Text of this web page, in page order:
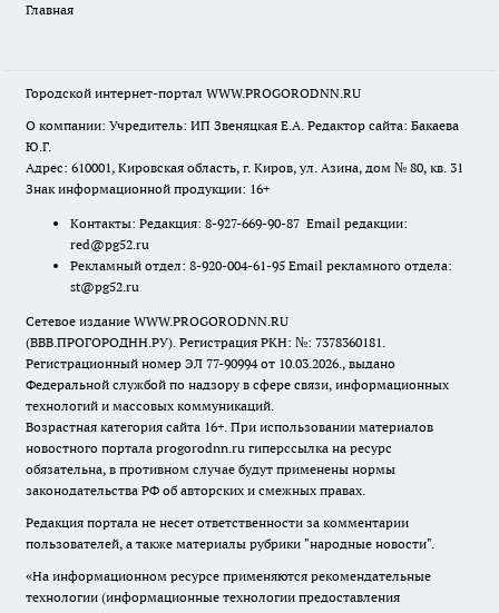
Главная
Городской интернет-портал WWW.PROGORODNN.RU
О компании: Учредитель: ИП Звеняцкая Е.А. Редактор сайта: Бакаева
Ю.Г.
Адрес: 610001, Кировская область, г. Киров, ул. Азина, дом № 80, кв. 31
Знак информационной продукции: 16+
Контакты: Редакция: 8-927-669-90-87 Email редакции:
red@pg52.ru
Рекламный отдел: 8-920-004-61-95 Email рекламного отдела:
st@pg52.ru
Сетевое издание WWW.PROGORODNN.RU
(ВВВ.ПРОГОРОДНН.РУ). Регистрация РКН: №: 7378360181.
Регистрационный номер ЭЛ 77-90994 от 10.03.2026., выдано
Федеральной службой по надзору в сфере связи, информационных
технологий и массовых коммуникаций.
Возрастная категория сайта 16+. При использовании материалов
новостного портала progorodnn.ru гиперссылка на ресурс
обязательна, в противном случае будут применены нормы
законодательства РФ об авторских и смежных правах.
Редакция портала не несет ответственности за комментарии
пользователей, а также материалы рубрики "народные новости".
«На информационном ресурсе применяются рекомендательные
технологии (информационные технологии предоставления